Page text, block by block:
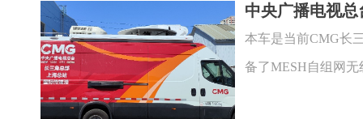
中央广播电视
本车是当前CMG长
备了MESH自组网